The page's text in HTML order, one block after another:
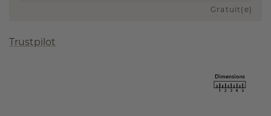
Gratuit(e)
Trustpilot